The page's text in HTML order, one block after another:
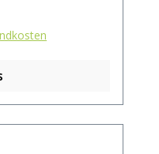
Ziehzeit: